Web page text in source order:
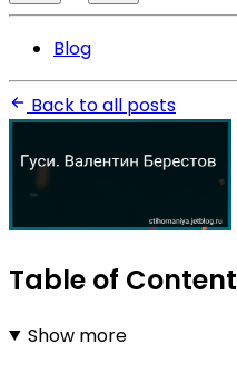
Blog
Back to all posts
Table of
Show more